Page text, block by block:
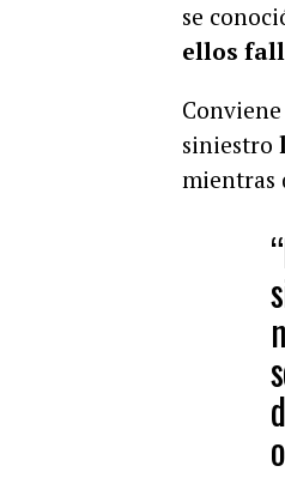
se
ellos
siniestro
mientras